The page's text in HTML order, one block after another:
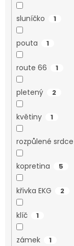
sluníčko 1
pouta 1
route 66 1
pletený 2
květiny 1
rozpůlené srdce
kopretina 5
křivka EKG 2
klíč 1
zámek 1